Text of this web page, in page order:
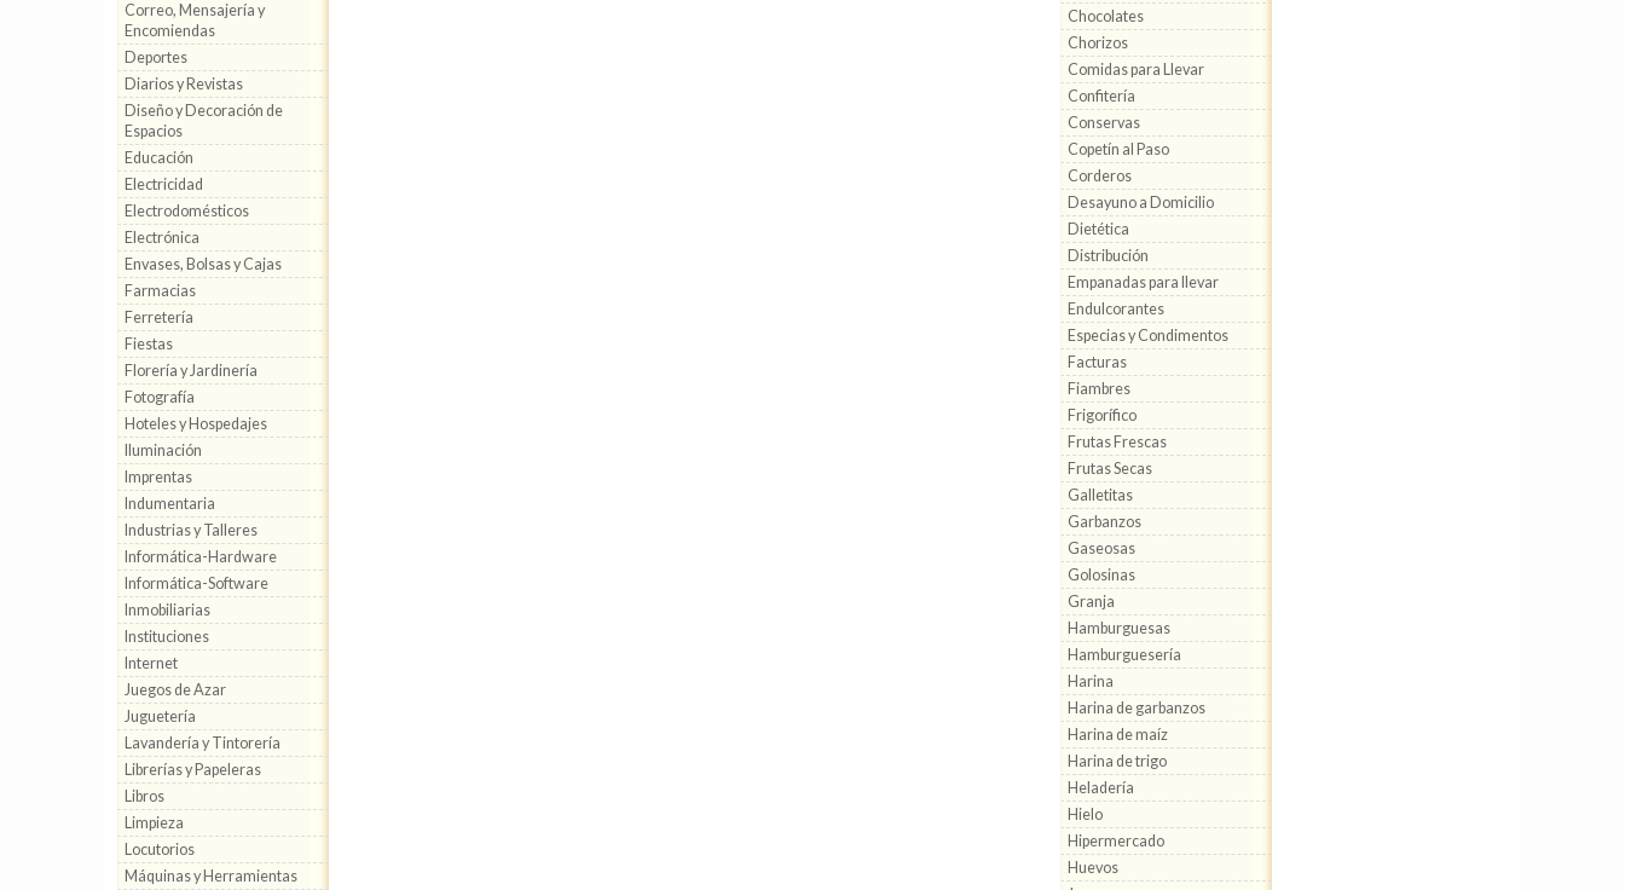
Correo, Mensajería y
Encomiendas
Deportes
Diarios y Revistas
Diseño y Decoración de
Espacios
Educación
Electricidad
Electrodomésticos
Electrónica
Envases, Bolsas y Cajas
Farmacias
Ferretería
Fiestas
Florería y Jardinería
Fotografía
Hoteles y Hospedajes
Iluminación
Imprentas
Indumentaria
Industrias y Talleres
Informática-Hardware
Informática-Software
Inmobiliarias
Instituciones
Internet
Juegos de Azar
Juguetería
Lavandería y Tintorería
Librerías y Papeleras
Libros
Limpieza
Locutorios
Máquinas y Herramientas
Chocolates
Chorizos
Comidas para Llevar
Confitería
Conservas
Copetín al Paso
Corderos
Desayuno a Domicilio
Dietética
Distribución
Empanadas para llevar
Endulcorantes
Especias y Condimentos
Facturas
Fiambres
Frigorífico
Frutas Frescas
Frutas Secas
Galletitas
Garbanzos
Gaseosas
Golosinas
Granja
Hamburguesas
Hamburguesería
Harina
Harina de garbanzos
Harina de maíz
Harina de trigo
Heladería
Hielo
Hipermercado
Huevos